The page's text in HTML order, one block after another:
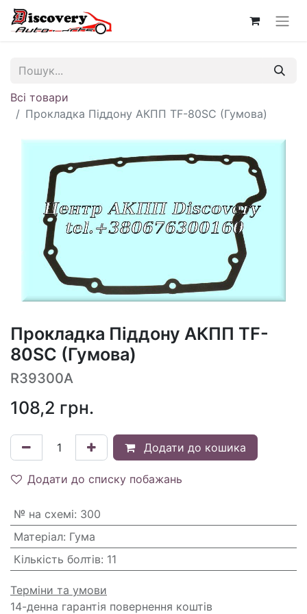
Всі товари
Прокладка Піддону АКПП TF-80SC (Гумова)
Прокладка Піддону АКПП TF-
80SC (Гумова)
R39300A
108,2 грн.
Додати до кошика
Додати до списку побажань
№ на схемі: 300
Матеріал: Гума
Кількість болтів: 11
Терміни та умови
14-денна гарантія повернення коштів